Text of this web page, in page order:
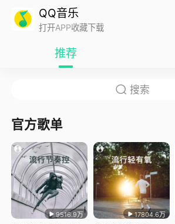
QQ音乐
打开APP收藏下载
推荐
官方歌单
9516.9万 17804.6万